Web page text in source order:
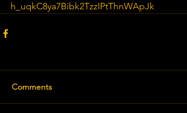
h_uqkC8ya7Bibk2TzzIPtThnWApJk
Comments